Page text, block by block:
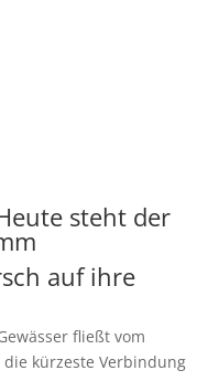
steht der
auf ihre
fließt vom
die kürzeste Verbindung